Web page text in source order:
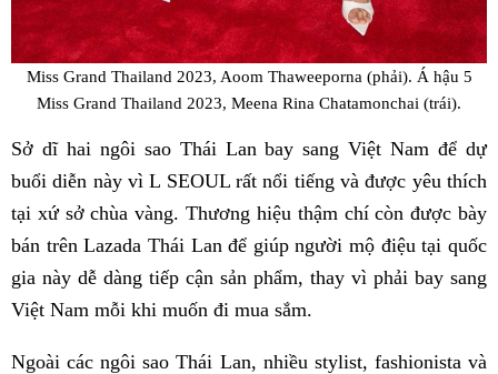
Miss Grand Thailand 2023, Aoom Thaweeporna (phải). Á hậu 5
Miss Grand Thailand 2023, Meena Rina Chatamonchai (trái).
Sở dĩ hai ngôi sao Thái Lan bay sang Việt Nam để dự
buổi diễn này vì L SEOUL rất nổi tiếng và được yêu thích
tại xứ sở chùa vàng. Thương hiệu thậm chí còn được bày
bán trên Lazada Thái Lan để giúp người mộ điệu tại quốc
gia này dễ dàng tiếp cận sản phẩm, thay vì phải bay sang
Việt Nam mỗi khi muốn đi mua sắm.
Ngoài các ngôi sao Thái Lan, nhiều stylist, fashionista và